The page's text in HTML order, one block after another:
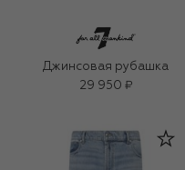
Джинсовая рубашка
29 950 ₽